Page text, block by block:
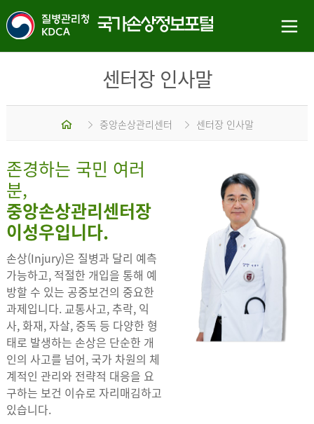
센터장 인사말
중앙손상관리센터 센터장 인사말
존경하는 국민 여러
분,
중앙손상관리센터장
이성우입니다.
손상(Injury)은 질병과 달리 예측
가능하고, 적절한 개입을 통해 예
방할 수 있는 공중보건의 중요한
과제입니다. 교통사고, 추락, 익
사, 화재, 자살, 중독 등 다양한 형
태로 발생하는 손상은 단순한 개
인의 사고를 넘어, 국가 차원의 체
계적인 관리와 전략적 대응을 요
구하는 보건 이슈로 자리매김하고
있습니다.